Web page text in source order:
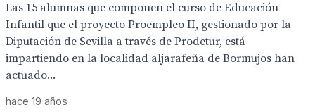
Las 15 alumnas que componen el curso de Educación
Infantil que el proyecto Proempleo II, gestionado por la
Diputación de Sevilla a través de Prodetur, está
impartiendo en la localidad aljarafeña de Bormujos han
actuado...
hace 19 años